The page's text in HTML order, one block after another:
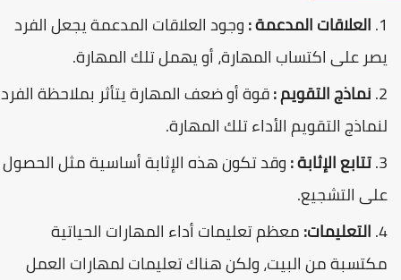
العلاقات المدعمة :وجود العلاقات المدعمة يجعل الفرد
يصر على اكتساب المهارة، أو يهمل تلك المهارة.
نماذج التقويم :قوة أو ضعف المهارة يتأثر بملاحظة الفرد
لنماذج التقويم الأداء تلك المهارة.
تتابع الإثابة :وقد تكون هذه الإثابة أساسية مثل الحصول
على التشجيع.
التعليمات:معظم تعلیمات أداء المهارات الحياتية
مكتسبة من البيت، ولكن هناك تعليمات لمهارات العمل